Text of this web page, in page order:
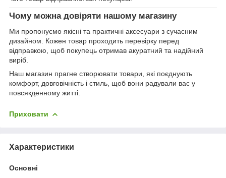
Чому можна довіряти нашому магазину
Ми пропонуємо якісні та практичні аксесуари з сучасним
дизайном. Кожен товар проходить перевірку перед
відправкою, щоб покупець отримав акуратний та надійний
виріб.
Наш магазин прагне створювати товари, які поєднують
комфорт, довговічність і стиль, щоб вони радували вас у
повсякденному житті.
Приховати
Характеристики
Основні